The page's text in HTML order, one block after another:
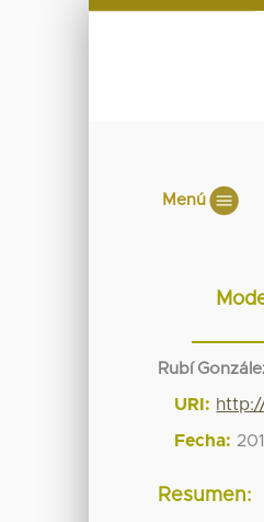
Menú
Rubí
URI:
Fecha:
Resumen: